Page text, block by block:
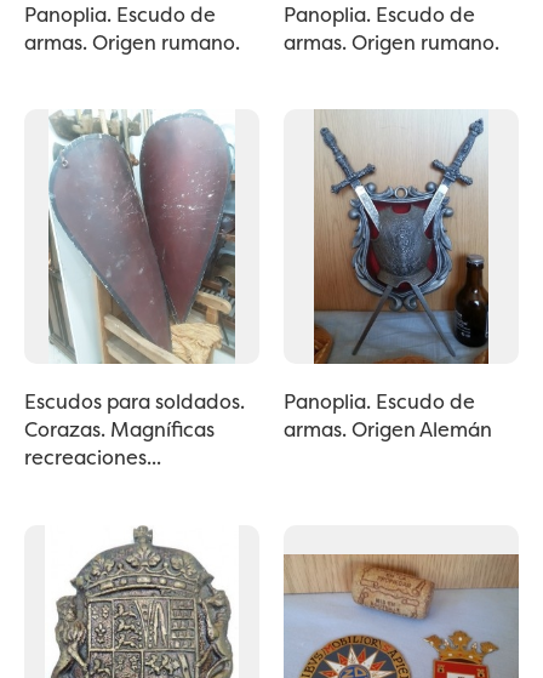
Panoplia. Escudo de
armas. Origen rumano.
Panoplia. Escudo de
armas. Origen rumano.
Escudos para soldados.
Corazas. Magníficas
recreaciones...
Panoplia. Escudo de
armas. Origen Alemán